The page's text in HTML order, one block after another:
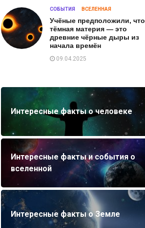
СОБЫТИЯ ВСЕЛЕННАЯ
Учёные предположили, что
тёмная материя — это
древние чёрные дыры из
начала времён
09.04.2025
Интересные факты о человеке
Интересные факты и события о
вселенной
Интересные факты о Земле